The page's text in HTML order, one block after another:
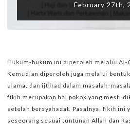
February 27th,
Hukum-hukum ini diperoleh melalui Al-
Kemudian diperoleh juga melalui bentuk
ulama, dan ijtihad dalam masalah-
fikih merupakan hal pokok yang mesti
setelah bersyahadat. Pasalnya, fikih ini
seseorang sesuai tuntunan Allah dan